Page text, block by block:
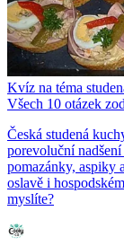
Kvíz na téma
Všech 10 otázek
Česká studená
porevoluční
pomazánky, aspiky
oslavě i
myslíte?